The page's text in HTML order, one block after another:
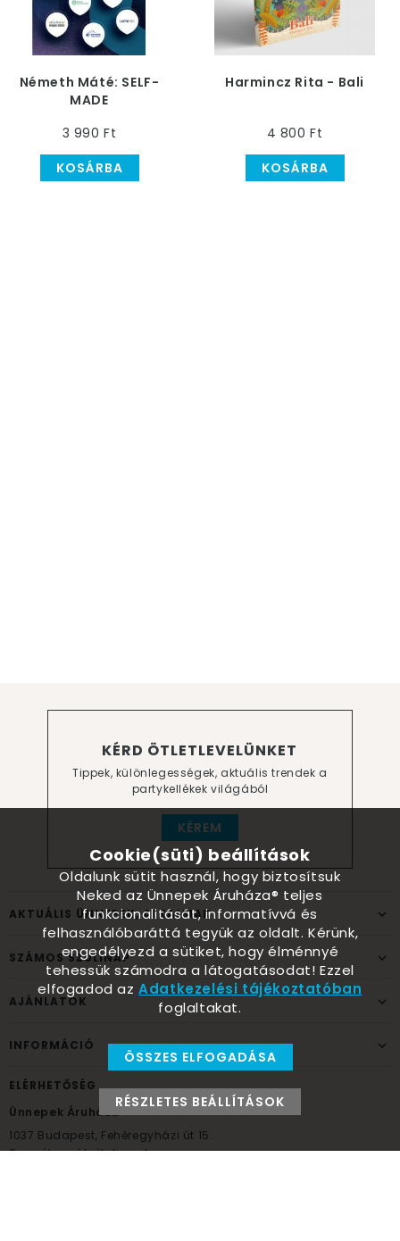
Németh Máté: SELF-
MADE
3 990 Ft
KOSÁRBA
Harmincz Rita - Bali
4 800 Ft
KOSÁRBA
KÉRD ÖTLETLEVELÜNKET
Tippek, különlegességek, aktuális trendek a
partykellékek világából
KÉREM
AKTUÁLIS ÜNNEPEK, ALKALMAK
SZÁMOS SZÜLINAP
AJÁNLATOK
INFORMÁCIÓ
ELÉRHETŐSÉG
Ünnepek Áruháza
1037 Budapest, Fehéregyházi út 15.
Személyes átvételi pont
Cookie(süti) beállítások
Oldalunk sütit használ, hogy biztosítsuk
Neked az Ünnepek Áruháza® teljes
funkcionalitását, informatívvá és
felhasználóbaráttá tegyük az oldalt. Kérünk,
engedélyezd a sütiket, hogy élménnyé
tehessük számodra a látogatásodat! Ezzel
elfogadod azAdatkezelési tájékoztatóban
foglaltakat.
ÖSSZES ELFOGADÁSA
RÉSZLETES BEÁLLÍTÁSOK